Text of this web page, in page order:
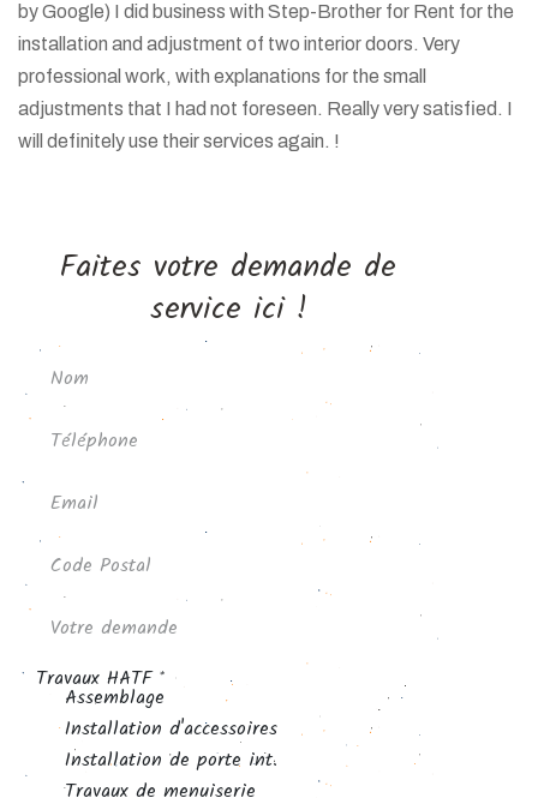
by Google) I did business with Step-Brother for Rent for the
installation and adjustment of two interior doors. Very
professional work, with explanations for the small
adjustments that I had not foreseen. Really very satisfied. I
will definitely use their services again. !